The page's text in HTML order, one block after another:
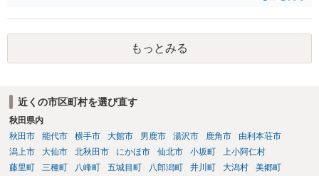
もっとみる
近くの市区町村を選び直す
秋田県内
秋田市
能代市 横手市 大館市 男鹿市 湯沢市 鹿角市
由利本荘市
潟上市
大仙市 北秋田市 にかほ市 仙北市 小坂町
上小阿仁村
藤里町
三種町 八峰町 五城目町 八郎潟町 井川町 大潟村
美郷町